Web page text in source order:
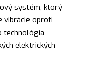
systém, ktorý
vibrácie oproti
technológia
elektrických